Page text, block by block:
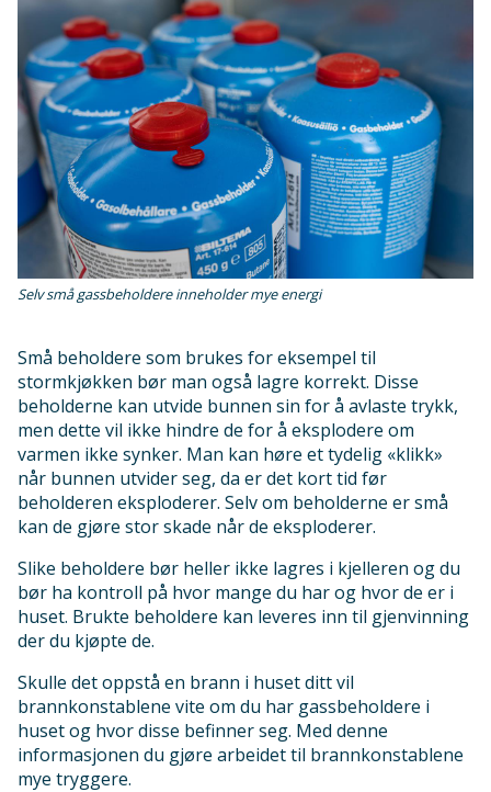
Selv små gassbeholdere inneholder mye energi
Små beholdere som brukes for eksempel til
stormkjøkken bør man også lagre korrekt. Disse
beholderne kan utvide bunnen sin for å avlaste trykk,
men dette vil ikke hindre de for å eksplodere om
varmen ikke synker. Man kan høre et tydelig «klikk»
når bunnen utvider seg, da er det kort tid før
beholderen eksploderer. Selv om beholderne er små
kan de gjøre stor skade når de eksploderer.
Slike beholdere bør heller ikke lagres i kjelleren og du
bør ha kontroll på hvor mange du har og hvor de er i
huset. Brukte beholdere kan leveres inn til gjenvinning
der du kjøpte de.
Skulle det oppstå en brann i huset ditt vil
brannkonstablene vite om du har gassbeholdere i
huset og hvor disse befinner seg. Med denne
informasjonen du gjøre arbeidet til brannkonstablene
mye tryggere.